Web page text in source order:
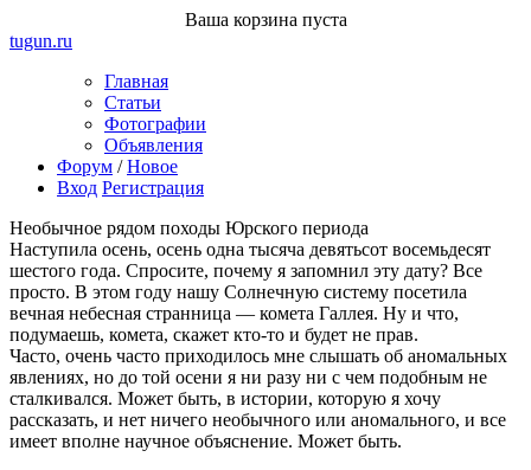
Ваша корзина пуста
tugun.ru
Главная
Статьи
Фотографии
Объявления
Форум /Новое
Вход Регистрация
Необычное рядом походы Юрского периода
Наступила осень, осень одна тысяча девятьсот восемьдесят
шестого года. Спросите, почему я запомнил эту дату? Все
просто. В этом году нашу Солнечную систему посетила
вечная небесная странница — комета Галлея. Ну и что,
подумаешь, комета, скажет кто-то и будет не прав.
Часто, очень часто приходилось мне слышать об аномальных
явлениях, но до той осени я ни разу ни с чем подобным не
сталкивался. Может быть, в истории, которую я хочу
рассказать, и нет ничего необычного или аномального, и все
имеет вполне научное объяснение. Может быть.